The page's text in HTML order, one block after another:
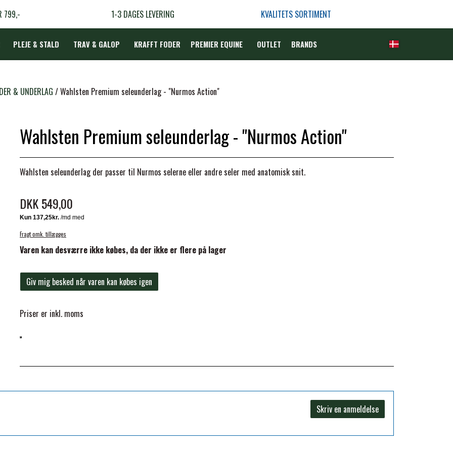
799,- 1-3 DAGES LEVERING KVALITETS SORTIMENT
PLEJE & STALD TRAV & GALOP KRAFFT FODER PREMIER EQUINE OUTLET BRANDS
& UNDERLAG Wahlsten Premium seleunderlag - "Nurmos Action"
Wahlsten Premium seleunderlag - "Nurmos Action"
Wahlsten seleunderlag der passer til Nurmos selerne eller andre seler med anatomisk snit.
DKK 549,00
Fragt omk. tillægges
Varen kan desværre ikke købes, da der ikke er flere på lager
Giv mig besked når varen kan købes igen
Priser er inkl. moms
Skriv en anmeldelse